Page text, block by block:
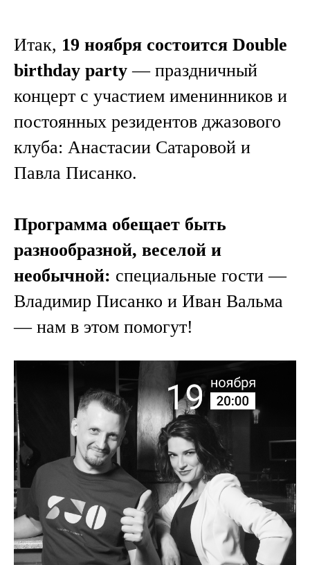
Итак, 19 ноября состоится Double
birthday party — праздничный
концерт с участием именинников и
постоянных резидентов джазового
клуба: Анастасии Сатаровой и
Павла Писанко.
Программа обещает быть
разнообразной, веселой и
необычной: специальные гости —
Владимир Писанко и Иван Вальма
— нам в этом помогут!